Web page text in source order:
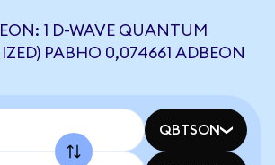
1 D-WAVE QUANTUM
РАВНО 0,074661 ADBEON
QBTSON